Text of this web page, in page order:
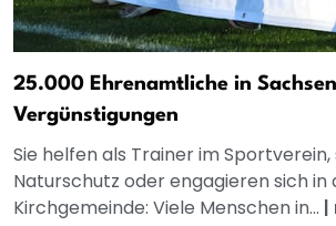
25.000 Ehrenamtliche in
Vergünstigungen
Sie helfen als Trainer im
Naturschutz oder engagieren sich in
Kirchgemeinde: Viele Menschen in... |